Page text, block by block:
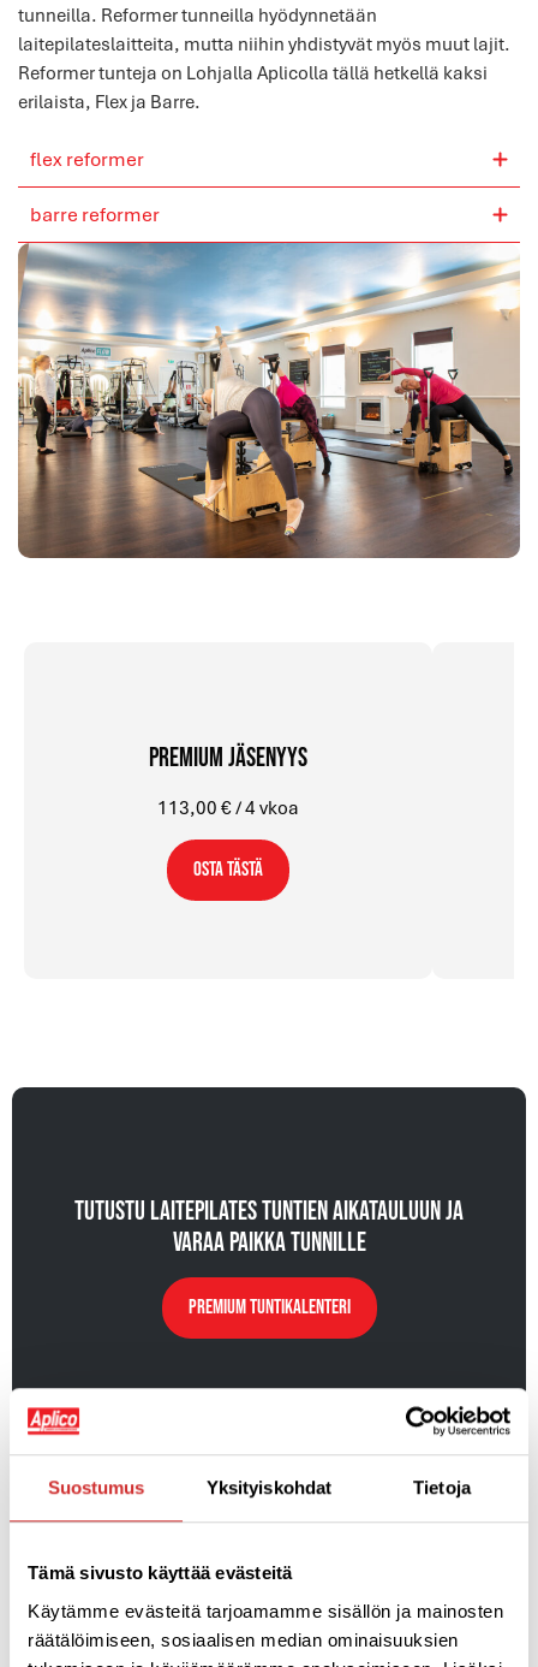
Suostumus Yksityiskohdat Tietoja
Tämä sivusto käyttää evästeitä
Käytämme evästeitä tarjoamamme sisällön ja mainosten
räätälöimiseen, sosiaalisen median ominaisuuksien
tunneilla. Reformer tunneilla hyödynnetään
laitepilateslaitteita, mutta niihin yhdistyvät myös muut lajit.
Reformer tunteja on Lohjalla Aplicolla tällä hetkellä kaksi
erilaista, Flex ja Barre.
flex reformer
barre reformer
premium jäsenyys
113,00 € / 4 vkoa
osta tästä
tutustu laitepilates tuntien aikatauluun ja
varaa paikka tunnille
premium tuntikalenteri
Laitepilates Starttikurssi
ohjausta ja opastusta lajin pariin matalalla kynnyksellä